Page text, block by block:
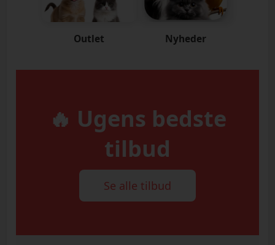
Outlet Nyheder
🔥 Ugens bedste
tilbud
Se alle tilbud